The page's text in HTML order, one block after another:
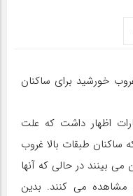
خورشید برای ساکنان
اظهار داشت که علت
ساکنان طبقات بالا غروب
می بینند در حالی که آنها
مشاهده می کنند. بدین